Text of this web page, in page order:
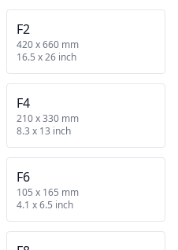
F2
420 x 660 mm
16.5 x 26 inch
F4
210 x 330 mm
8.3 x 13 inch
F6
105 x 165 mm
4.1 x 6.5 inch